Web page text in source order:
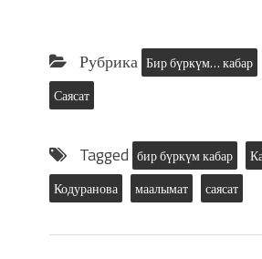
Рубрика Бир бүркүм… кабар
Саясат
Tagged бир бүркүм кабар
Кодуранова
маалымат саясат